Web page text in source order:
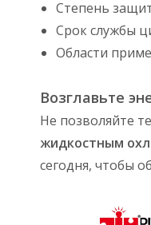
Степень
Срок службы
Области
Возглавьте
Не позволяйте
жидкостным
сегодня, чтобы